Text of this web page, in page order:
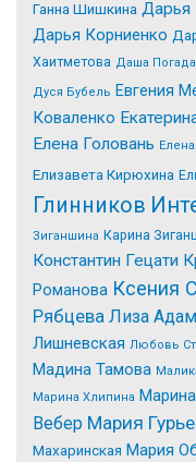
Ганна Шишкина Дарья
Дарья Корниенко
Хаитметова Даша
Дуся Бубель Евгения
Коваленко
Елена Головань
Елизавета Кирюхина
Глинников
Зиганшина Карина
Константин Гецати
Романова Ксения
Рябцева Лиза
Лишневская Любовь
Мадина Тамова
Марина Хлипина
Вебер Мария
Махаринская Мария